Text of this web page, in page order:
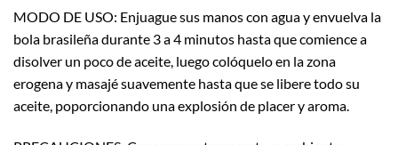
MODO DE USO: Enjuague sus manos con agua y envuelva la
bola brasileña durante 3 a 4 minutos hasta que comience a
disolver un poco de aceite, luego colóquelo en la zona
erogena y masajé suavemente hasta que se libere todo su
aceite, poporcionando una explosión de placer y aroma.